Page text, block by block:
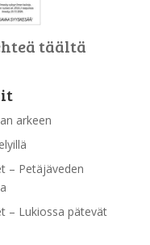
täältä
arkeen
– Petäjäveden
– Lukiossa pätevät